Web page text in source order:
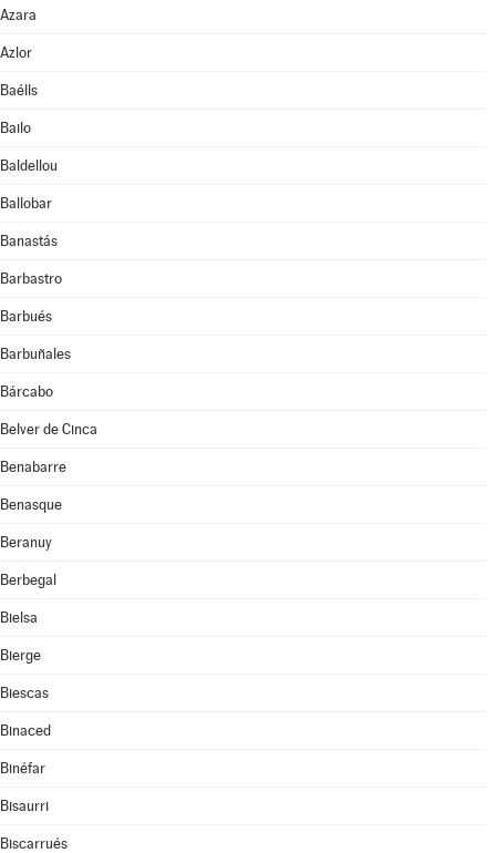
Azara
Azlor
Baélls
Bailo
Baldellou
Ballobar
Banastás
Barbastro
Barbués
Barbuñales
Bárcabo
Belver de Cinca
Benabarre
Benasque
Beranuy
Berbegal
Bielsa
Bierge
Biescas
Binaced
Binéfar
Bisaurri
Biscarrués